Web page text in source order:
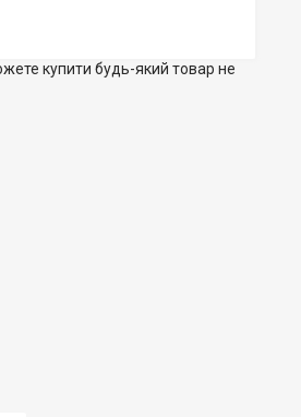
купити будь-який товар не